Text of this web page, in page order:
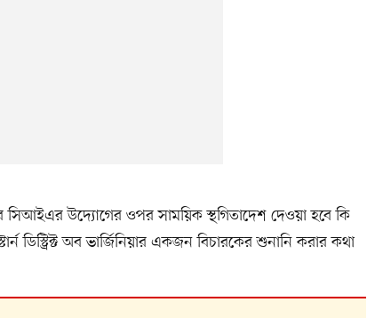
সিআইএর উদ্যোগের ওপর সাময়িক স্থগিতাদেশ দেওয়া হবে কি
ডিস্ট্রিক্ট অব ভার্জিনিয়ার একজন বিচারকের শুনানি করার কথা